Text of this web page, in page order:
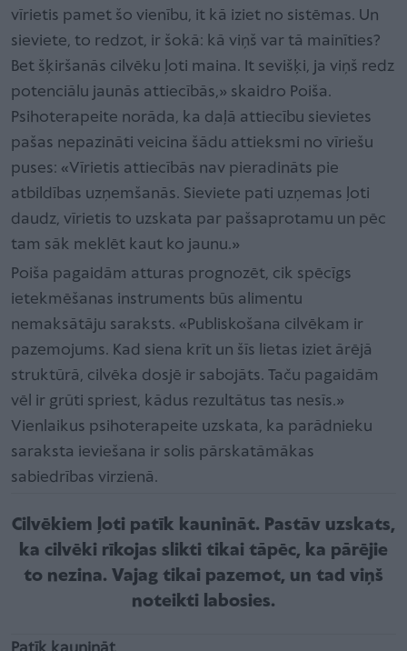
vīrietis pamet šo vienību, it kā iziet no sistēmas. Un
sieviete, to redzot, ir šokā: kā viņš var tā mainīties?
Bet šķiršanās cilvēku ļoti maina. It sevišķi, ja viņš redz
potenciālu jaunās attiecībās,» skaidro Poiša.
Psihoterapeite norāda, ka daļā attiecību sievietes
pašas nepazināti veicina šādu attieksmi no vīriešu
puses: «Vīrietis attiecībās nav pieradināts pie
atbildības uzņemšanās. Sieviete pati uzņemas ļoti
daudz, vīrietis to uzskata par pašsaprotamu un pēc
tam sāk meklēt kaut ko jaunu.»
Poiša pagaidām atturas prognozēt, cik spēcīgs
ietekmēšanas instruments būs alimentu
nemaksātāju saraksts. «Publiskošana cilvēkam ir
pazemojums. Kad siena krīt un šīs lietas iziet ārējā
struktūrā, cilvēka dosjē ir sabojāts. Taču pagaidām
vēl ir grūti spriest, kādus rezultātus tas nesīs.»
Vienlaikus psihoterapeite uzskata, ka parādnieku
saraksta ieviešana ir solis pārskatāmākas
sabiedrības virzienā.
Cilvēkiem ļoti patīk kaunināt. Pastāv uzskats,
ka cilvēki rīkojas slikti tikai tāpēc, ka pārējie
to nezina. Vajag tikai pazemot, un tad viņš
noteikti labosies.